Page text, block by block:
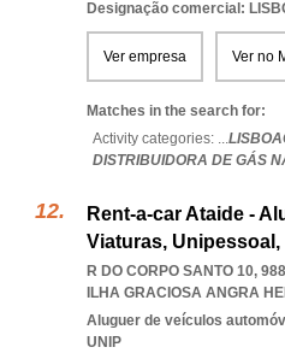
Designação comercial:
Ver empresa Ver no
Matches in the search for:
Activity categories: ...
DISTRIBUIDORA DE GÁS
Rent-a-car Ataide -
Viaturas, Unipessoal,
R DO CORPO SANTO 10,
ILHA GRACIOSA ANGRA
Aluguer de veículos
UNIP